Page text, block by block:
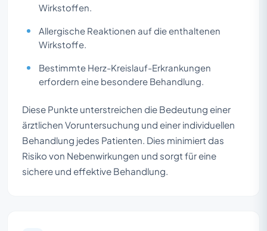
Wirkstoffen.
Allergische Reaktionen auf die enthaltenen
Wirkstoffe.
Bestimmte Herz-Kreislauf-Erkrankungen
erfordern eine besondere Behandlung.
Diese Punkte unterstreichen die Bedeutung einer
ärztlichen Voruntersuchung und einer individuellen
Behandlung jedes Patienten. Dies minimiert das
Risiko von Nebenwirkungen und sorgt für eine
sichere und effektive Behandlung.